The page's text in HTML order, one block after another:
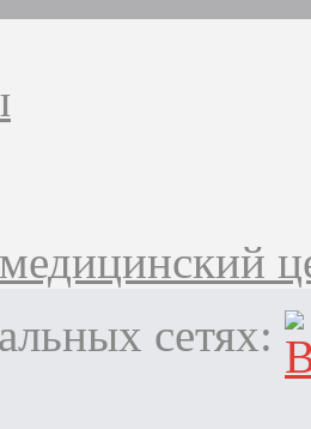
сетях: